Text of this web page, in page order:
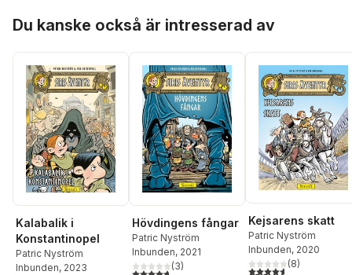
Du kanske också är intresserad av
Kalabalik i
Konstantinopel
Patric Nyström
Inbunden, 2023
Hövdingens fångar
Patric Nyström
Inbunden, 2021
4,7utav 5 stjärnor. Totalt antal röster:
(3)
Kejsarens skatt
Patric Nyström
Inbunden, 2020
4,6utav 5 stjärnor.
(8)